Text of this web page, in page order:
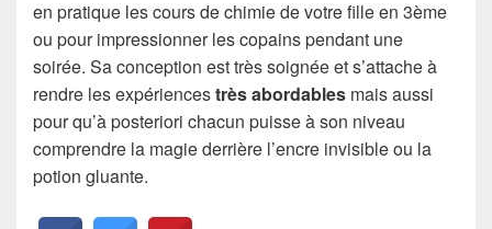
en pratique les cours de chimie de votre fille en 3ème
ou pour impressionner les copains pendant une
soirée. Sa conception est très soignée et s’attache à
rendre les expériencestrès abordables mais aussi
pour qu’à posteriori chacun puisse à son niveau
comprendre la magie derrière l’encre invisible ou la
potion gluante.